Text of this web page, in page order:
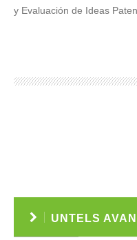
y Evaluación de Ideas
UNTELS